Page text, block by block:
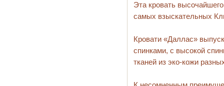
Эта кровать
самых взыскательных
Кровати «Даллас»
спинками, с высокой
тканей из эко-кожи